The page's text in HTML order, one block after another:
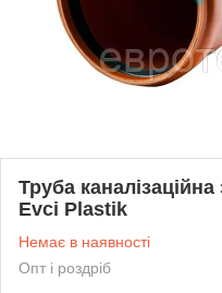
Труба
Evci Plastik
Немає в наявності
Опт і роздріб